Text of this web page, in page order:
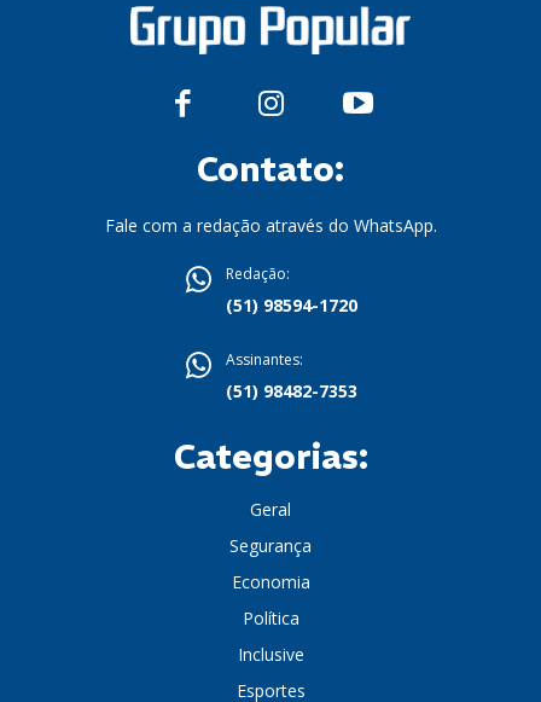
Contato:
Fale com a redação através do WhatsApp.
Redação:
(51) 98594-1720
Assinantes:
(51) 98482-7353
Categorias:
Geral
Segurança
Economia
Política
Inclusive
Esportes